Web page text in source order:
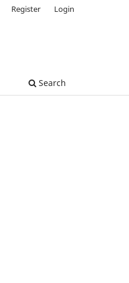
Search
Register Login